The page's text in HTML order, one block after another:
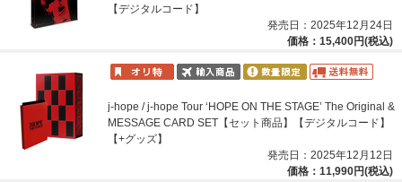
【デジタルコード】
発売日：2025年12月24日
価格：15,400円(税込)
j-hope / j-hope Tour ‘HOPE ON THE STAGE’ The Original &
MESSAGE CARD SET【セット商品】【デジタルコード】
【+グッズ】
発売日：2025年12月12日
価格：11,990円(税込)